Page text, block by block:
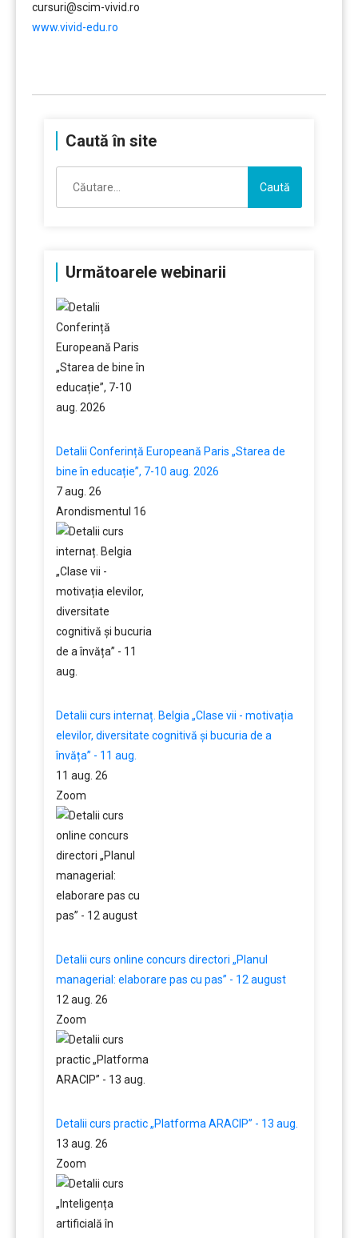
cursuri@scim-vivid.ro
www.vivid-edu.ro
Caută în site
după:
Următoarele webinarii
Detalii Conferință Europeană Paris „Starea de
bine în educație”, 7-10 aug. 2026
7 aug. 26
Arondismentul 16
Detalii curs internaț. Belgia „Clase vii - motivația
elevilor, diversitate cognitivă și bucuria de a
învăța” - 11 aug.
11 aug. 26
Zoom
Detalii curs online concurs directori „Planul
managerial: elaborare pas cu pas” - 12 august
12 aug. 26
Zoom
Detalii curs practic „Platforma ARACIP” - 13 aug.
13 aug. 26
Zoom